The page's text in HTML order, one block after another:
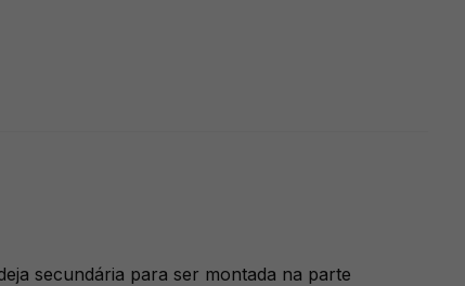
secundária para ser montada na parte